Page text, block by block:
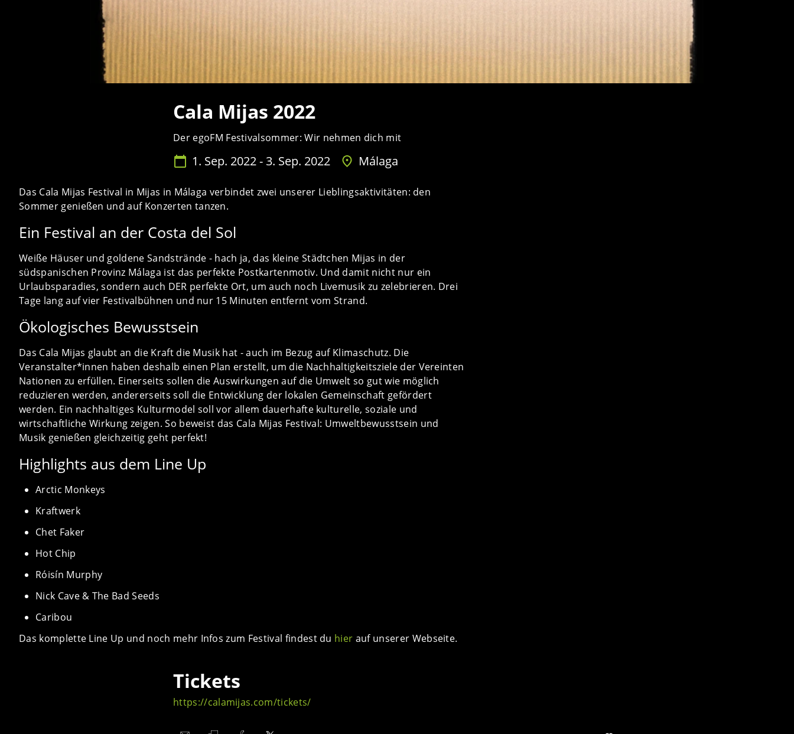
Cala Mijas 2022
Der egoFM Festivalsommer: Wir nehmen dich mit
1. Sep. 2022 - 3. Sep. 2022 Málaga
Das Cala Mijas Festival in Mijas in Málaga verbindet zwei unserer Lieblingsaktivitäten: den
Sommer genießen und auf Konzerten tanzen.
Ein Festival an der Costa del Sol
Weiße Häuser und goldene Sandstrände - hach ja, das kleine Städtchen Mijas in der
südspanischen Provinz Málaga ist das perfekte Postkartenmotiv. Und damit nicht nur ein
Urlaubsparadies, sondern auch DER perfekte Ort, um auch noch Livemusik zu zelebrieren. Drei
Tage lang auf vier Festivalbühnen und nur 15 Minuten entfernt vom Strand.
Ökologisches Bewusstsein
Das Cala Mijas glaubt an die Kraft die Musik hat - auch im Bezug auf Klimaschutz. Die
Veranstalter*innen haben deshalb einen Plan erstellt, um die Nachhaltigkeitsziele der Vereinten
Nationen zu erfüllen. Einerseits sollen die Auswirkungen auf die Umwelt so gut wie möglich
reduzieren werden, andererseits soll die Entwicklung der lokalen Gemeinschaft gefördert
werden. Ein nachhaltiges Kulturmodel soll vor allem dauerhafte kulturelle, soziale und
wirtschaftliche Wirkung zeigen. So beweist das Cala Mijas Festival: Umweltbewusstsein und
Musik genießen gleichzeitig geht perfekt!
Highlights aus dem Line Up
Arctic Monkeys
Kraftwerk
Chet Faker
Hot Chip
Róisín Murphy
Nick Cave & The Bad Seeds
Caribou
Das komplette Line Up und noch mehr Infos zum Festival findest du hier auf unserer Webseite.
Tickets
https://calamijas.com/tickets/